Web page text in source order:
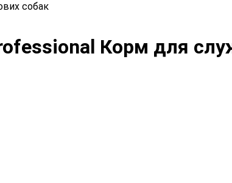
собак
Корм ​​для